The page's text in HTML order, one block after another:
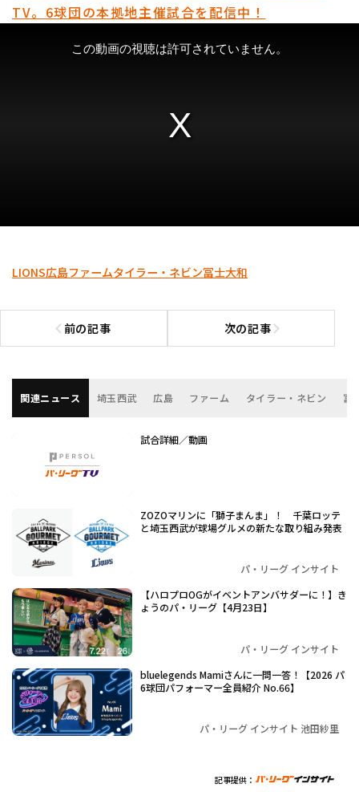
TV。6球団の本拠地主催試合を配信中！
LIONS広島ファームタイラー・ネビン冨士大和
前の記事
前の記事へ 次の記事次の記事へ
関連ニュース 埼玉西武 広島 ファーム タイラー・ネビン 冨
試合詳細／動画
ZOZOマリンに「獅子まんま」！ 千葉ロッテ
と埼玉西武が球場グルメの新たな取り組み発表
パ・リーグ インサイト
【ハロプロOGがイベントアンバサダーに！】き
ょうのパ・リーグ【4月23日】
パ・リーグ インサイト
bluelegends Mamiさんに一問一答！【2026 パ
6球団パフォーマー全員紹介 No.66】
パ・リーグ インサイト 池田紗里
記事提供：